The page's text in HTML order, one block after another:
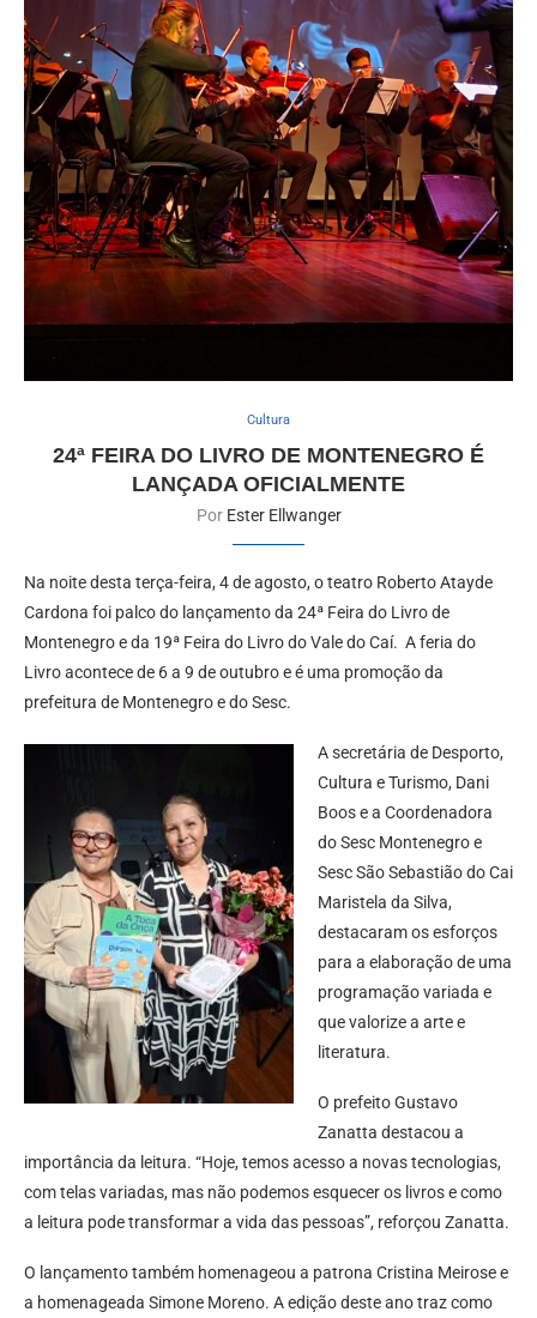
Cultura
24ª FEIRA DO LIVRO DE MONTENEGRO É
LANÇADA OFICIALMENTE
Por Ester Ellwanger
Na noite desta terça-feira, 4 de agosto, o teatro Roberto Atayde
Cardona foi palco do lançamento da 24ª Feira do Livro de
Montenegro e da 19ª Feira do Livro do Vale do Caí. A feria do
Livro acontece de 6 a 9 de outubro e é uma promoção da
prefeitura de Montenegro e do Sesc.
A secretária de Desporto,
Cultura e Turismo, Dani
Boos e a Coordenadora
do Sesc Montenegro e
Sesc São Sebastião do Cai
Maristela da Silva,
destacaram os esforços
para a elaboração de uma
programação variada e
que valorize a arte e
literatura.
O prefeito Gustavo
Zanatta destacou a
importância da leitura. “Hoje, temos acesso a novas tecnologias,
com telas variadas, mas não podemos esquecer os livros e como
a leitura pode transformar a vida das pessoas”, reforçou Zanatta.
O lançamento também homenageou a patrona Cristina Meirose e
a homenageada Simone Moreno. A edição deste ano traz como